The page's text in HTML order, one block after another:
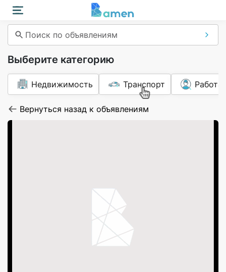
Поиск по объявлениям
Выберите категорию
Недвижимость Транспорт Работа
Вернуться назад к объявлениям